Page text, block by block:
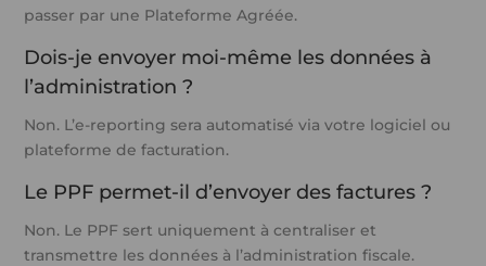
passer par une Plateforme Agréée.
Dois-je envoyer moi-même les données à
l’administration ?
Non. L’e-reporting sera automatisé via votre logiciel ou
plateforme de facturation.
Le PPF permet-il d’envoyer des factures ?
Non. Le PPF sert uniquement à centraliser et
transmettre les données à l’administration fiscale.